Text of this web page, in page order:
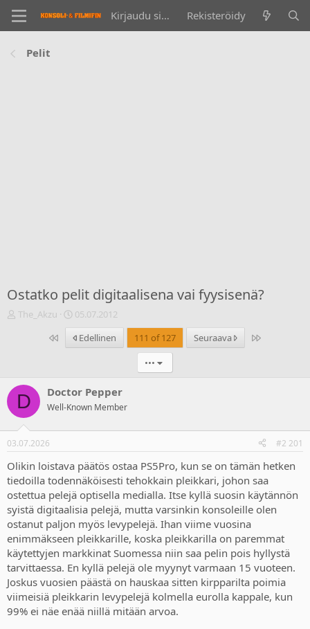
Kirjaudu sisään Rekisteröidy
Pelit
Ostatko pelit digitaalisena vai fyysisenä?
V
k
e
u
n
a
o
i
t
t
a
j
a
The_Akzu
A
o
i
s
ä
ä
m
ä
ä
r
ä
05.07.2012
Ensimmäinen
Edellinen 111 of 127 Seuraava Last
•••
D Doctor Pepper
Well-Known Member
03.07.2026 #2 201
Olikin loistava päätös ostaa PS5Pro, kun se on tämän hetken
tiedoilla todennäköisesti tehokkain pleikkari, johon saa
ostettua pelejä optisella medialla. Itse kyllä suosin käytännön
syistä digitaalisia pelejä, mutta varsinkin konsoleille olen
ostanut paljon myös levypelejä. Ihan viime vuosina
enimmäkseen pleikkarille, koska pleikkarilla on paremmat
käytettyjen markkinat Suomessa niin saa pelin pois hyllystä
tarvittaessa. En kyllä pelejä ole myynyt varmaan 15 vuoteen.
Joskus vuosien päästä on hauskaa sitten kirpparilta poimia
viimeisiä pleikkarin levypelejä kolmella eurolla kappale, kun
99% ei näe enää niillä mitään arvoa.